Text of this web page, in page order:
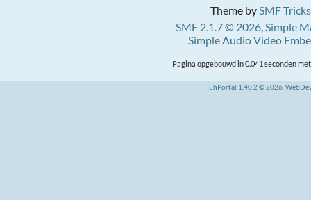
Theme bySMF Tricks
SMF 2.1.7 © 2026,Simple
Simple Audio Video
Pagina opgebouwd in 0.041 seconden
EhPortal 1.40.2 © 2026,